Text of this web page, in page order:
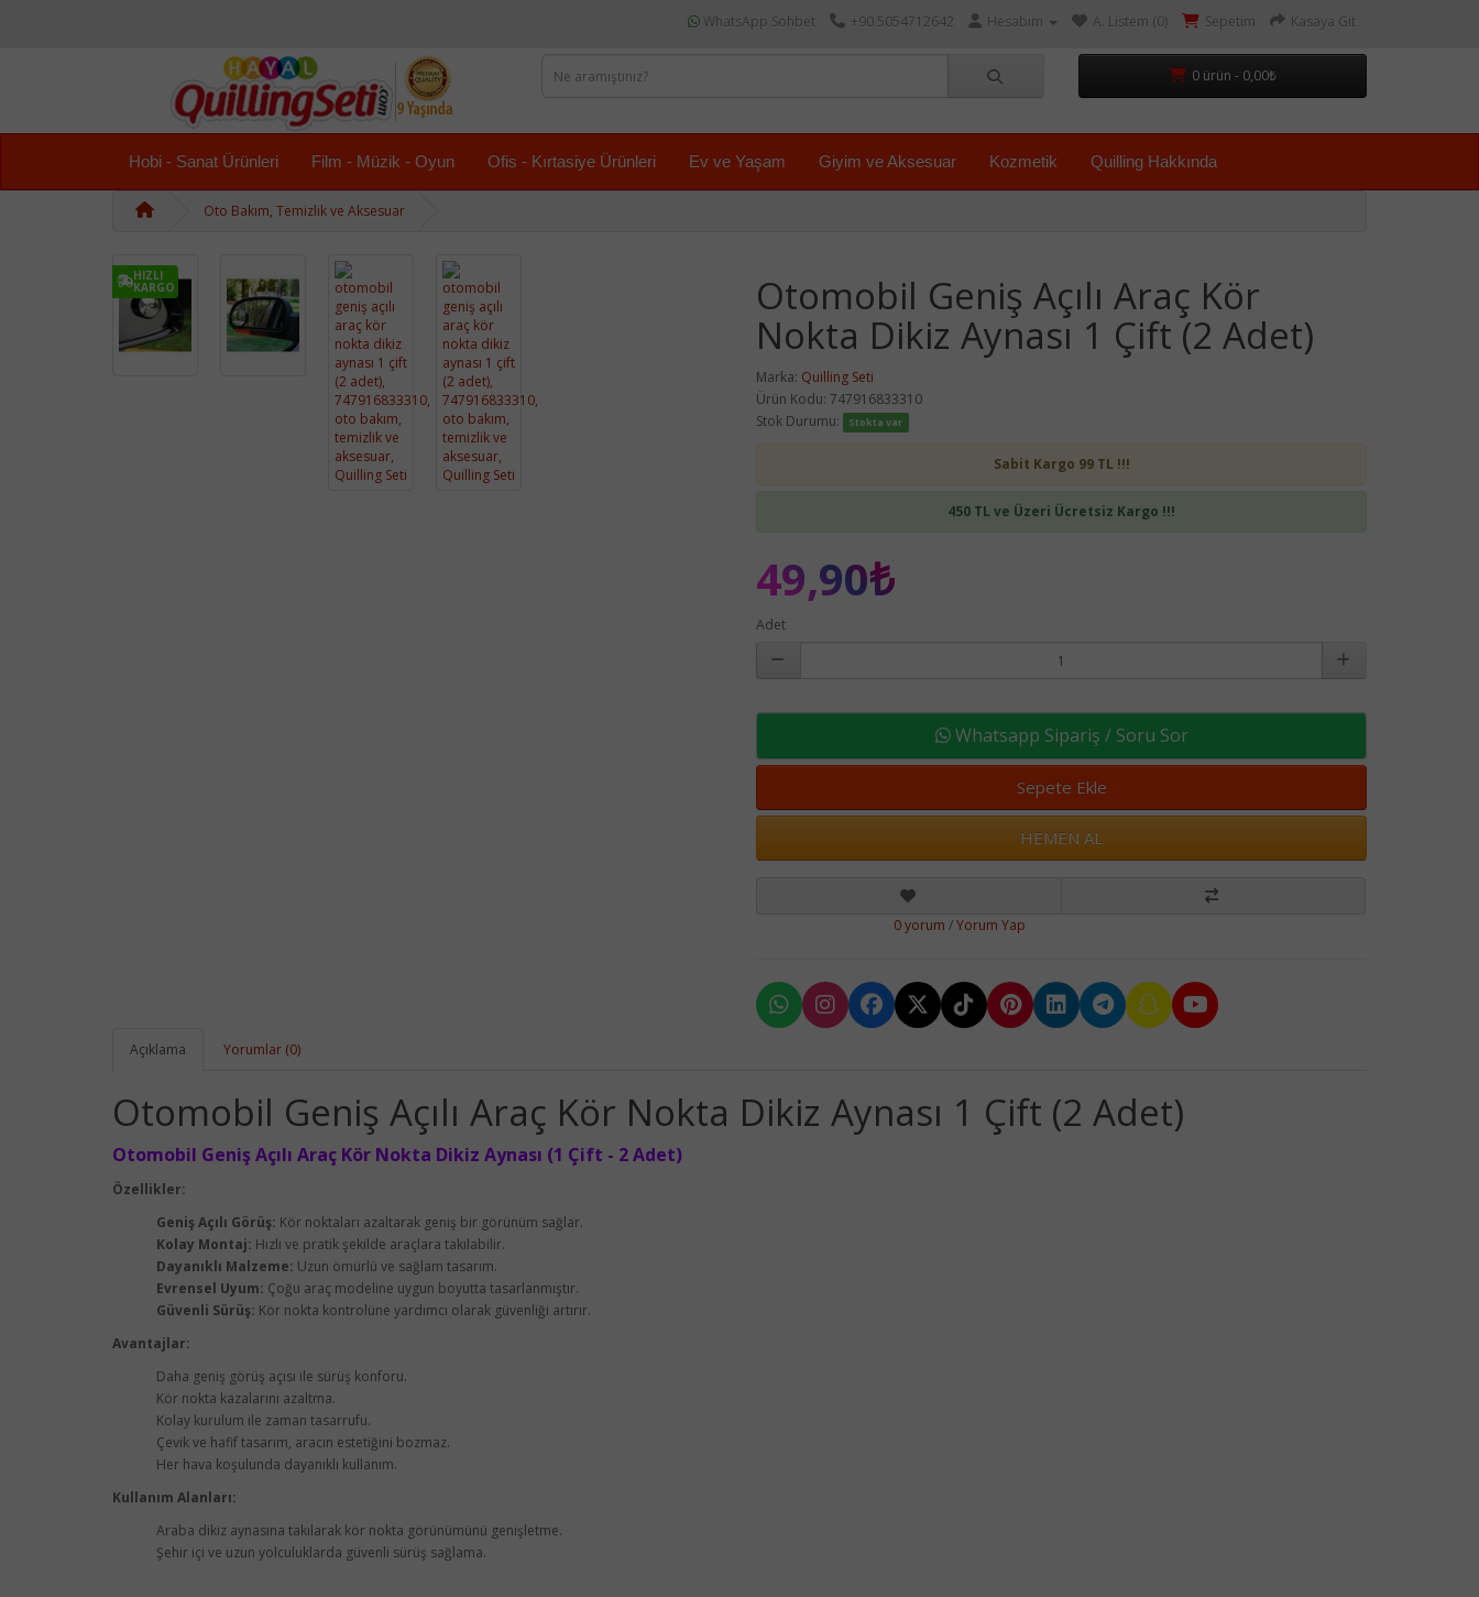
WhatsApp Sohbet +90 5054712642 Hesabım A. Listem (0) Sepetim Kasaya Git
0 ürün - 0,00₺
Hobi - Sanat Ürünleri Film - Müzik - Oyun Ofis - Kırtasiye Ürünleri Ev ve Yaşam Giyim ve Aksesuar Kozmetik Quilling Hakkında
Oto Bakım, Temizlik ve Aksesuar
HIZLI
KARGO
Otomobil Geniş Açılı Araç Kör
Nokta Dikiz Aynası 1 Çift (2 Adet)
Marka: Quilling Seti
Ürün Kodu: 747916833310
Stok Durumu:
Stokta var
Sabit Kargo 99 TL !!!
450 TL ve Üzeri Ücretsiz Kargo !!!
49,90₺
Adet
Whatsapp Sipariş / Soru Sor
Sepete Ekle
HEMEN AL
0 yorum /Yorum Yap
Açıklama Yorumlar (0)
Otomobil Geniş Açılı Araç Kör Nokta Dikiz Aynası 1 Çift (2 Adet)
Otomobil Geniş Açılı Araç Kör Nokta Dikiz Aynası (1 Çift - 2 Adet)
Özellikler:
Geniş Açılı Görüş: Kör noktaları azaltarak geniş bir görünüm sağlar.
Kolay Montaj: Hızlı ve pratik şekilde araçlara takılabilir.
Dayanıklı Malzeme: Uzun ömürlü ve sağlam tasarım.
Evrensel Uyum: Çoğu araç modeline uygun boyutta tasarlanmıştır.
Güvenli Sürüş: Kör nokta kontrolüne yardımcı olarak güvenliği artırır.
Avantajlar:
Daha geniş görüş açısı ile sürüş konforu.
Kör nokta kazalarını azaltma.
Kolay kurulum ile zaman tasarrufu.
Çevik ve hafif tasarım, aracın estetiğini bozmaz.
Her hava koşulunda dayanıklı kullanım.
Kullanım Alanları:
Araba dikiz aynasına takılarak kör nokta görünümünü genişletme.
Şehir içi ve uzun yolculuklarda güvenli sürüş sağlama.